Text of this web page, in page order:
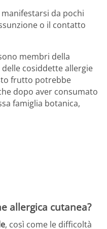
da pochi
o il contatto
membri della
delle cosiddette allergie
frutto potrebbe
dopo aver consumato
famiglia botanica,
allergica cutanea?
, così come le difficoltà